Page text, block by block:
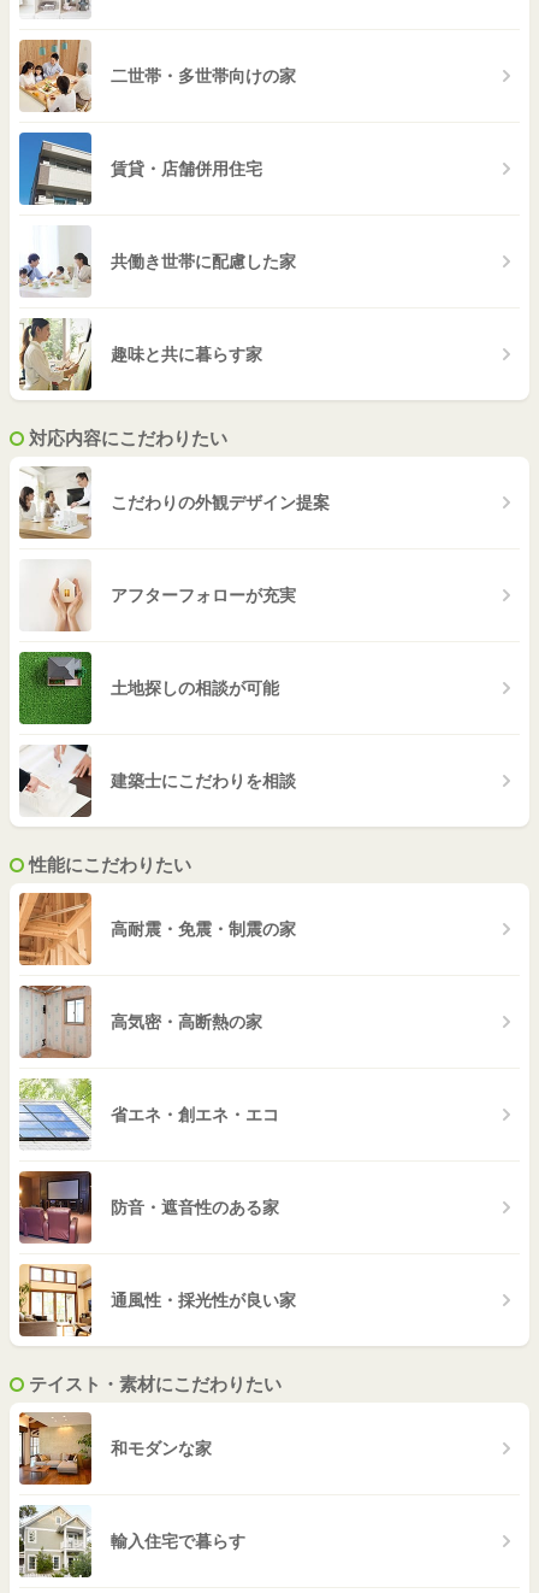
二世帯・多世帯向けの家
賃貸・店舗併用住宅
共働き世帯に配慮した家
趣味と共に暮らす家
対応内容にこだわりたい
こだわりの外観デザイン提案
アフターフォローが充実
土地探しの相談が可能
建築士にこだわりを相談
性能にこだわりたい
高耐震・免震・制震の家
高気密・高断熱の家
省エネ・創エネ・エコ
防音・遮音性のある家
通風性・採光性が良い家
テイスト・素材にこだわりたい
和モダンな家
輸入住宅で暮らす